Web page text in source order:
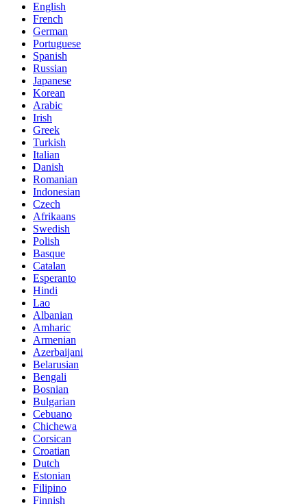
English
French
German
Portuguese
Spanish
Russian
Japanese
Korean
Arabic
Irish
Greek
Turkish
Italian
Danish
Romanian
Indonesian
Czech
Afrikaans
Swedish
Polish
Basque
Catalan
Esperanto
Hindi
Lao
Albanian
Amharic
Armenian
Azerbaijani
Belarusian
Bengali
Bosnian
Bulgarian
Cebuano
Chichewa
Corsican
Croatian
Dutch
Estonian
Filipino
Finnish